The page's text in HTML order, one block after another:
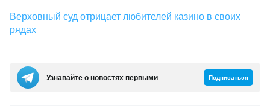
Верховный суд отрицает любителей казино в своих
рядах
Узнавайте о новостях первыми Подписаться